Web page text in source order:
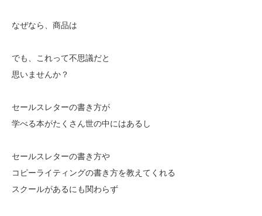
なぜなら、商品は
でも、これって不思議だと
思いませんか？
セールスレターの書き方が
学べる本がたくさん世の中にはあるし
セールスレターの書き方や
コピーライティングの書き方を教えてくれる
スクールがあるにも関わらず